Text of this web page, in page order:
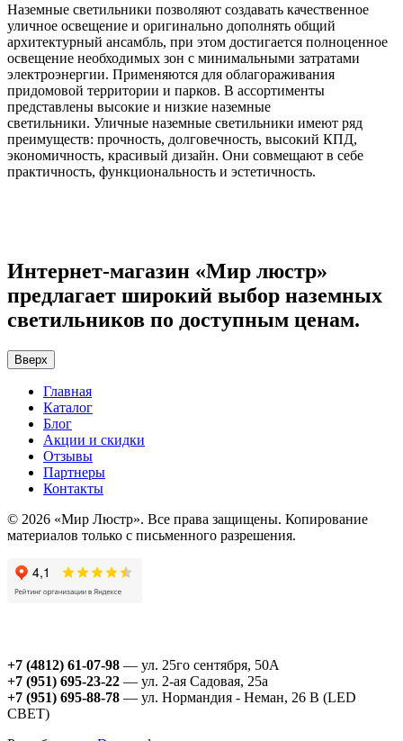
Наземные светильники позволяют создавать качественное
уличное освещение и оригинально дополнять общий
архитектурный ансамбль, при этом достигается полноценное
освещение необходимых зон с минимальными затратами
электроэнергии. Применяются для облагораживания
придомовой территории и парков. В ассортименты
представлены высокие и низкие наземные
светильники. Уличные наземные светильники имеют ряд
преимуществ: прочность, долговечность, высокий КПД,
экономичность, красивый дизайн. Они совмещают в себе
практичность, функциональность и эстетичность.
Интернет-магазин «Мир люстр»
предлагает широкий выбор наземных
светильников по доступным ценам.
Вверх
Главная
Каталог
Блог
Акции и скидки
Отзывы
Партнеры
Контакты
© 2026 «Мир Люстр». Все права защищены. Копирование
материалов только с письменного разрешения.
+7 (4812) 61-07-98 — ул. 25го сентября, 50А
+7 (951) 695-23-22 — ул. 2-ая Садовая, 25а
+7 (951) 695-88-78 — ул. Нормандия - Неман, 26 В (LED
СВЕТ)